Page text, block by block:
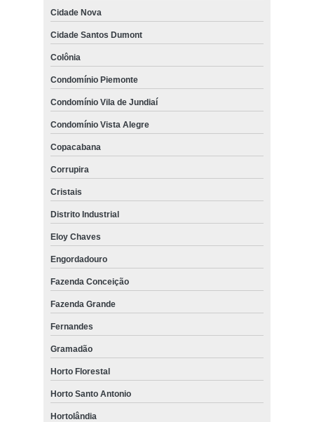
Cidade Nova
Cidade Santos Dumont
Colônia
Condomínio Piemonte
Condomínio Vila de Jundiaí
Condomínio Vista Alegre
Copacabana
Corrupira
Cristais
Distrito Industrial
Eloy Chaves
Engordadouro
Fazenda Conceição
Fazenda Grande
Fernandes
Gramadão
Horto Florestal
Horto Santo Antonio
Hortolândia